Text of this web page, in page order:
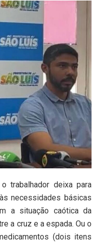
trabalhador deixa para
necessidades básicas
a situação caótica da
a cruz e a espada. Ou o
(dois itens